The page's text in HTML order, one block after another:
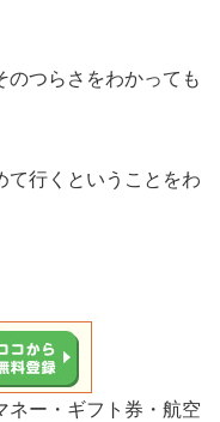
つらさをわかっても
行くということをわ
ネー・ギフト券・航空